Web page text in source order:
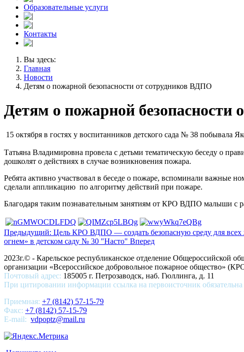
Образовательные услуги
Контакты
Вы здесь:
Главная
Новости
Детям о пожарной безопасности от сотрудников ВДПО
Детям о пожарной безопасности
15 октября в гостях у воспитанников детского сада № 38 побывала
Татьяна Владимировна провела с детьми тематическую беседу о
дошколят о действиях в случае возникновения пожара.
Ребята активно участвовал в беседе о пожаре, вспоминали важные
сделали аппликацию по алгоритму действий при пожаре.
Благодаря таким познавательным занятиям от КРО ВДПО малыши с
Предыдущий: Цель КРО ВДПО — создать безопасную среду для всех
огнем» в детском саду № 30 "Насто" Вперед
2023г.© - Карельское республиканское отделение Общероссийской
организации «Всероссийское добровольное пожарное общество»
Почтовый адрес: 185005 г. Петрозаводск, наб. Гюллинга, д. 11
При цитировании информации ссылка на первоисточник обязательна
Приемная: +7 (8142) 57-15-79
Факс: +7 (8142) 57-15-79
E-mail: vdpoptz@mail.ru